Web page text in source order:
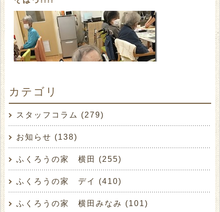
カテゴリ
スタッフコラム (279)
お知らせ (138)
ふくろうの家 横田 (255)
ふくろうの家 デイ (410)
ふくろうの家 横田みなみ (101)